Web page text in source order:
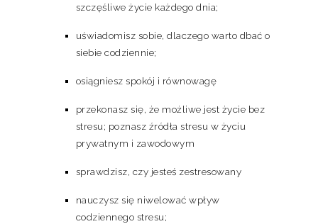
szczęśliwe życie każdego dnia;
uświadomisz sobie, dlaczego warto dbać o
siebie codziennie;
osiągniesz spokój i równowagę
przekonasz się, że możliwe jest życie bez
stresu; poznasz źródła stresu w życiu
prywatnym i zawodowym
sprawdzisz, czy jesteś zestresowany
nauczysz się niwelować wpływ
codziennego stresu;